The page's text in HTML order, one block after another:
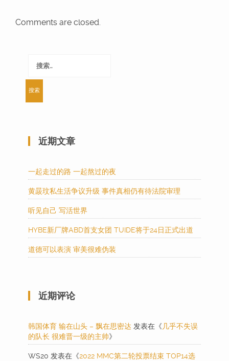
Comments are closed.
索：
近期文章
一起走过的路 一起熬过的夜
黄晸玟私生活争议升级 事件真相仍有待法院审理
听见自己 写活世界
HYBE新厂牌ABD首支女团 TUIDE将于24日正式出道
道德可以表演 审美很难伪装
近期评论
韩国体育 输在山头 – 飘在思密达 发表在《 几乎不失误
的队长 很难晋一级的主帅》
WS20 发表在《2022 MMC第二轮投票结束 TOP14选